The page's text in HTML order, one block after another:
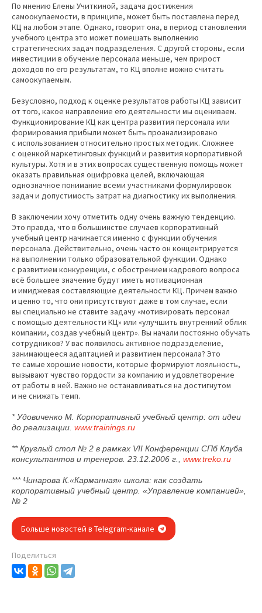
По мнению Елены Учиткиной, задача достижения
самоокупаемости, в принципе, может быть поставлена перед
КЦ на любом этапе. Однако, говорит она, в период становления
учебного центра это может помешать выполнению
стратегических задач подразделения. С другой стороны, если
инвестиции в обучение персонала меньше, чем прирост
доходов по его результатам, то КЦ вполне можно считать
самоокупаемым.
Безусловно, подход к оценке результатов работы КЦ зависит
от того, какое направление его деятельности мы оцениваем.
Функционирование КЦ как центра развития персонала или
формирования прибыли может быть проанализировано
с использованием относительно простых методик. Сложнее
с оценкой маркетинговых функций и развития корпоративной
культуры. Хотя и в этих вопросах существенную помощь может
оказать правильная оцифровка целей, включающая
однозначное понимание всеми участниками формулировок
задач и допустимость затрат на диагностику их выполнения.
В заключении хочу отметить одну очень важную тенденцию.
Это правда, что в большинстве случаев корпоративный
учебный центр начинается именно с функции обучения
персонала. Действительно, очень часто он концентрируется
на выполнении только образовательной функции. Однако
с развитием конкуренции, с обострением кадрового вопроса
всё большее значение будут иметь мотивационная
и имиджевая составляющие деятельности КЦ. Причем важно
и ценно то, что они присутствуют даже в том случае, если
вы специально не ставите задачу «мотивировать персонал
с помощью деятельности КЦ» или «улучшить внутренний облик
компании, создав учебный центр». Вы начали постоянно обучать
сотрудников? У вас появилось активное подразделение,
занимающееся адаптацией и развитием персонала? Это
те самые хорошие новости, которые формируют лояльность,
вызывают чувство гордости за компанию и удовлетворение
от работы в ней. Важно не останавливаться на достигнутом
и не снижать темп.
* Удовиченко М. Корпоративный учебный центр: от идеи
до реализации. www.trainings.ru
**Круглый стол № 2 в рамках VII Конференции СПб Клуба
консультантов и тренеров. 23.12.2006 г., www.treko.ru
*** Чинарова К.«Карманная» школа: как создать
корпоративный учебный центр. «Управление компанией»,
№ 2
Больше новостей в Telegram-канале
Поделиться